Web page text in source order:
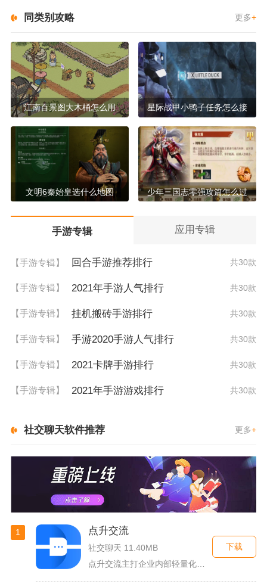
同类别攻略 更多+
江南百景图大木桶怎么用 星际战甲小鸭子任务怎么接
文明6秦始皇选什么地图 少年三国志零强攻篇怎么过
手游专辑 应用专辑
【手游专辑】 回合手游推荐排行 共30款
【手游专辑】 2021年手游人气排行 共30款
【手游专辑】 挂机搬砖手游排行 共30款
【手游专辑】 手游2020手游人气排行 共30款
【手游专辑】 2021卡牌手游排行 共30款
【手游专辑】 2021年手游游戏排行 共30款
社交聊天软件推荐 更多+
1 点升交流
社交聊天 11.40MB
下载